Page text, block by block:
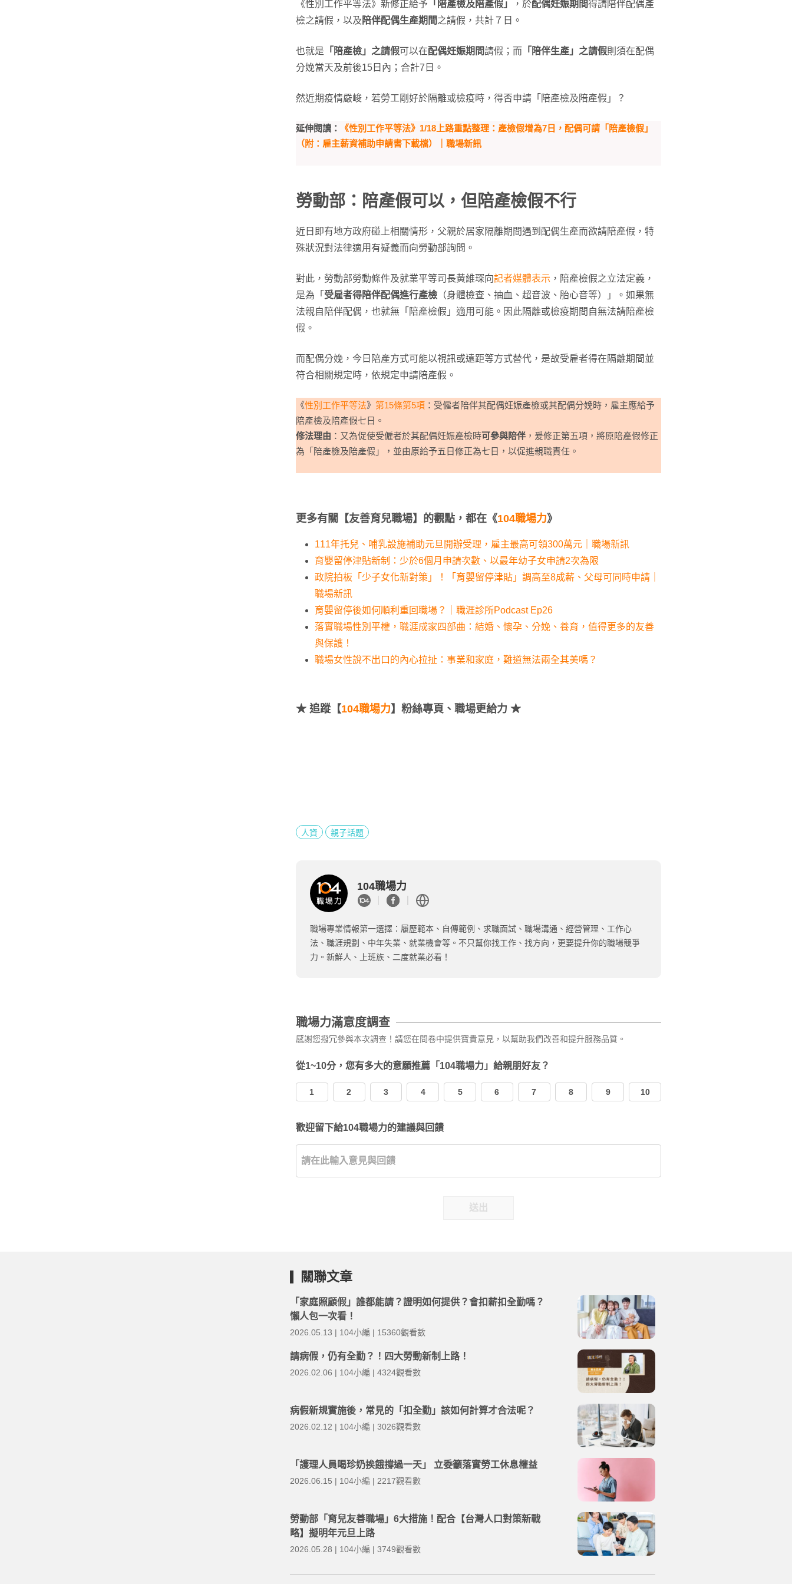
《性別工作平等法》新修正給予 「陪產檢及陪產假」 ，於配偶妊娠期間得請陪伴配偶產
檢之請假，以及 陪伴配偶生產期間之請假，共計７日。
也就是 「陪產檢」之請假可以在配偶妊娠期間請假；而 「陪伴生產」之請假則須在配偶
分娩當天及前後15日內；合計7日。
然近期疫情嚴峻，若勞工剛好於隔離或檢疫時，得否申請「陪產檢及陪產假」？
延伸閱讀：
《性別工作平等法》1/18上路重點整理：產檢假增為7日，配偶可請「陪產檢假」
（附：雇主薪資補助申請書下載檔）｜職場新訊
勞動部：陪產假可以，但陪產檢假不行
近日即有地方政府碰上相關情形，父親於居家隔離期間遇到配偶生產而欲請陪產假，特
殊狀況對法律適用有疑義而向勞動部詢問。
對此，勞動部勞動條件及就業平等司長黃維琛向記者媒體表示 ，陪產檢假之立法定義，
是為「 受雇者得陪伴配偶進行產檢 （身體檢查、抽血、超音波、胎心音等）」。如果無
法親自陪伴配偶，也就無「陪產檢假」適用可能。因此隔離或檢疫期間自無法請陪產檢
假。
而配偶分娩，今日陪產方式可能以視訊或遠距等方式替代，是故受雇者得在隔離期間並
符合相關規定時，依規定申請陪產假。
《性別工作平等法》 第15條第5項 ：受僱者陪伴其配偶妊娠產檢或其配偶分娩時，雇主應給予
陪產檢及陪產假七日。
修法理由 ：又為促使受僱者於其配偶妊娠產檢時可參與陪伴 ，爰修正第五項，將原陪產假修正
為「陪產檢及陪產假」，並由原給予五日修正為七日，以促進親職責任。
更多有關【友善育兒職場】的觀點，都在《104職場力》
111年托兒、哺乳設施補助元旦開辦受理，雇主最高可領300萬元｜職場新訊
育嬰留停津貼新制：少於6個月申請次數、以最年幼子女申請2次為限
政院拍板「少子女化新對策」！「育嬰留停津貼」調高至8成薪、父母可同時申請｜
職場新訊
育嬰留停後如何順利重回職場？｜職涯診所Podcast Ep26
落實職場性別平權，職涯成家四部曲：結婚、懷孕、分娩、養育，值得更多的友善
與保護！
職場女性說不出口的內心拉扯：事業和家庭，難道無法兩全其美嗎？
★ 追蹤【104職場力】粉絲專頁、職場更給力 ★
人資 親子話題
104職場力
職場專業情報第一選擇：履歷範本、自傳範例、求職面試、職場溝通、經營管理、工作心
法、職涯規劃、中年失業、就業機會等。不只幫你找工作、找方向，更要提升你的職場競爭
力。新鮮人、上班族、二度就業必看！
職場力滿意度調查
感謝您撥冗參與本次調查！請您在問卷中提供寶貴意見，以幫助我們改善和提升服務品質。
從1~10分，您有多大的意願推薦「104職場力」給親朋好友？
1 2 3 4 5 6 7 8 9 10
歡迎留下給104職場力的建議與回饋
送出
關聯文章
「家庭照顧假」誰都能請？證明如何提供？會扣薪扣全勤嗎？
懶人包一次看！
2026.05.13 | 104小編 | 15360觀看數
請病假，仍有全勤？！四大勞動新制上路！
2026.02.06 | 104小編 | 4324觀看數
病假新規實施後，常見的「扣全勤」該如何計算才合法呢？
2026.02.12 | 104小編 | 3026觀看數
「護理人員喝珍奶挨餓撐過一天」 立委籲落實勞工休息權益
2026.06.15 | 104小編 | 2217觀看數
勞動部「育兒友善職場」6大措施！配合【台灣人口對策新戰
略】擬明年元旦上路
2026.05.28 | 104小編 | 3749觀看數